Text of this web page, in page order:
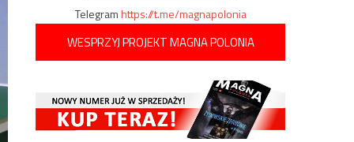
Telegramhttps://t.me/magnapolonia
WESPRZYJ PROJEKT MAGNA POLONIA